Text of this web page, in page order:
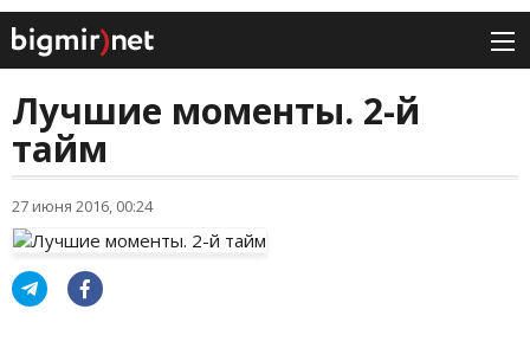
Лучшие моменты. 2-й
тайм
27 июня 2016, 00:24